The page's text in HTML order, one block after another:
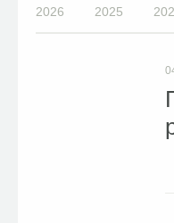
2026 2025